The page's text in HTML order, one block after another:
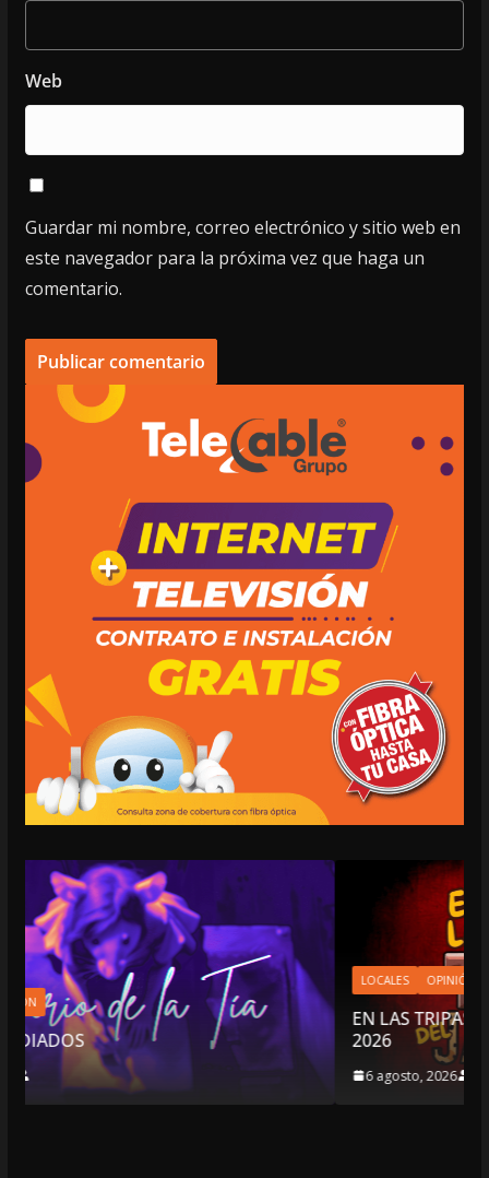
Web
Guardar mi nombre, correo electrónico y sitio web en
este navegador para la próxima vez que haga un
comentario.
LOCALES OPINIÓN
EN LAS TRIPAS DEL JAGUAR: 06 DE AGOSTO DE
2026
6 agosto, 2026